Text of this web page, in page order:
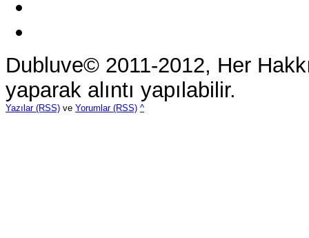
Dubluve© 2011-2012, Her
yaparak alıntı yapılabilir.
Yazılar (RSS) ve Yorumlar (RSS) ^